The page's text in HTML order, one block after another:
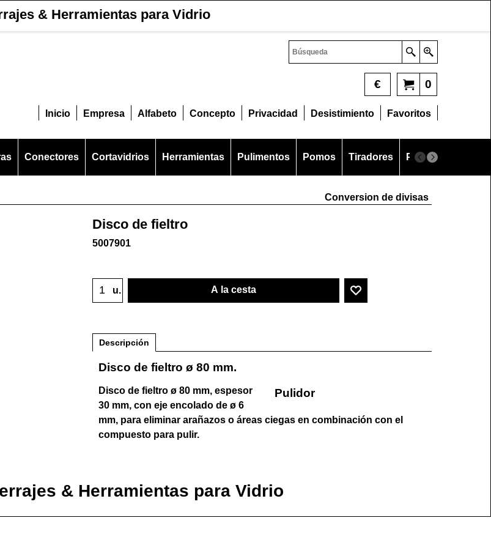
& Herramientas para Vidrio
0
€
Inicio Empresa Alfabeto Concepto Privacidad Desistimiento Favoritos
Conectores Cortavidrios Herramientas Pulimentos Pomos Tiradores Portavidrios
Conversion de divisas
Disco de fieltro
5007901
Descripción
Disco de fieltro ø 80 mm.
Disco de fieltro ø 80 mm, espesor
30 mm, con eje encolado de ø 6
mm, para eliminar arañazos o áreas ciegas en combinación con el
& Herramientas para Vidrio